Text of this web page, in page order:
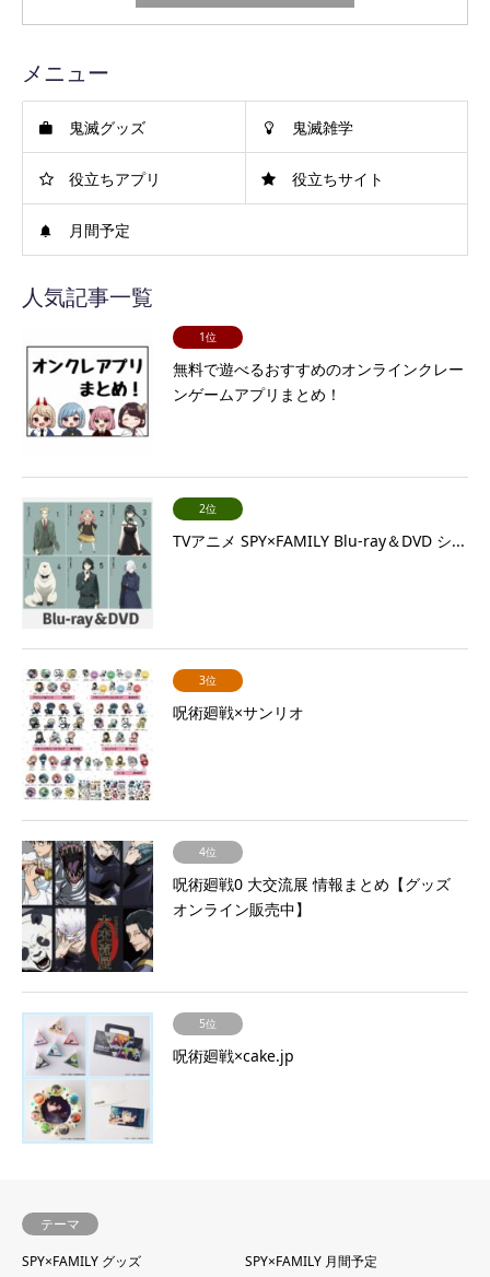
メニュー
鬼滅グッズ 鬼滅雑学
役立ちアプリ 役立ちサイト
月間予定
人気記事一覧
1位
無料で遊べるおすすめのオンラインクレー
ンゲームアプリまとめ！
2位
TVアニメ SPY×FAMILY Blu-ray＆DVD シ...
3位
呪術廻戦×サンリオ
4位
呪術廻戦0 大交流展 情報まとめ【グッズ
オンライン販売中】
5位
呪術廻戦×cake.jp
テーマ
SPY×FAMILY グッズ
SPY×FAMILY 月間予定